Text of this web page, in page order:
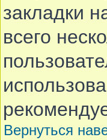
закладки
всего
Вернуться